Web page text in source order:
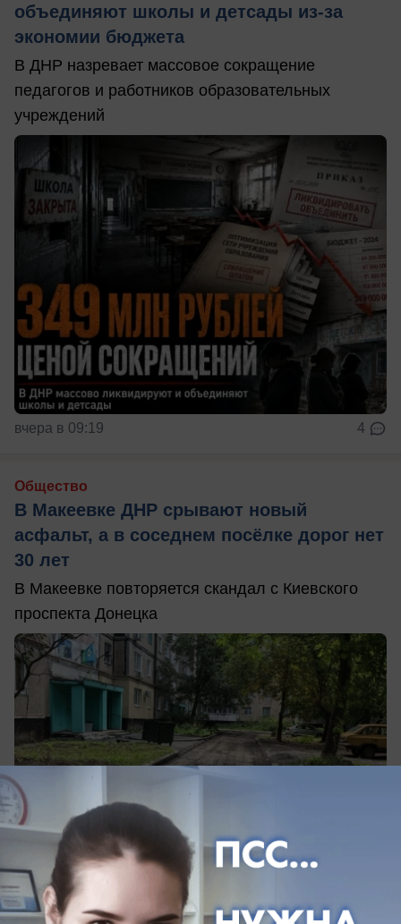
объединяют школы и детсады из-за
экономии бюджета
В ДНР назревает массовое сокращение
педагогов и работников образовательных
учреждений
вчера в 09:19 4
Общество
В Макеевке ДНР срывают новый
асфальт, а в соседнем посёлке дорог нет
30 лет
В Макеевке повторяется скандал с Киевского
проспекта Донецка